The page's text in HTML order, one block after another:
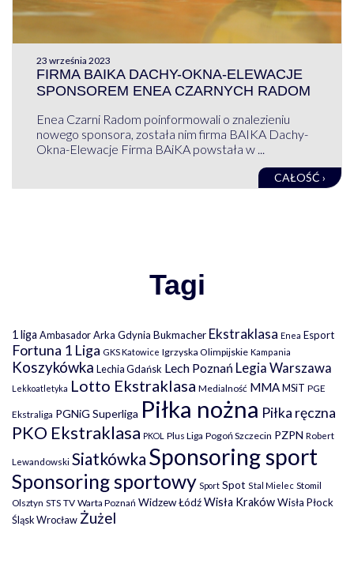
23 września 2023
FIRMA BAIKA DACHY-OKNA-ELEWACJE
SPONSOREM ENEA CZARNYCH RADOM
Enea Czarni Radom poinformowali o znalezieniu
nowego sponsora, została nim firma BAIKA Dachy-
Okna-Elewacje Firma BAiKA powstała w ...
CAŁOŚĆ ›
Tagi
1 liga Ambasador Arka Gdynia Bukmacher Ekstraklasa Enea Esport
Fortuna 1 Liga GKS Katowice Igrzyska Olimpijskie Kampania
Koszykówka Lechia Gdańsk Lech Poznań Legia Warszawa
Lekkoatletyka Lotto Ekstraklasa Medialność MMAMSiT PGE
Ekstraliga PGNiG Superliga Piłka nożna Piłka ręczna
PKO Ekstraklasa PKOL Plus Liga Pogoń Szczecin PZPN Robert
Lewandowski Siatkówka Sponsoring sport
Sponsoring sportowy Sport Spot Stal Mielec Stomil
Olsztyn STS TV Warta Poznań Widzew ŁódźWisła KrakówWisła Płock
Śląsk Wrocław Żużel